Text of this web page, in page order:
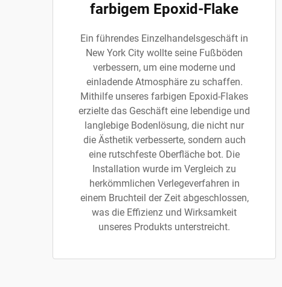
farbigem Epoxid-Flake
Ein führendes Einzelhandelsgeschäft in
New York City wollte seine Fußböden
verbessern, um eine moderne und
einladende Atmosphäre zu schaffen.
Mithilfe unseres farbigen Epoxid-Flakes
erzielte das Geschäft eine lebendige und
langlebige Bodenlösung, die nicht nur
die Ästhetik verbesserte, sondern auch
eine rutschfeste Oberfläche bot. Die
Installation wurde im Vergleich zu
herkömmlichen Verlegeverfahren in
einem Bruchteil der Zeit abgeschlossen,
was die Effizienz und Wirksamkeit
unseres Produkts unterstreicht.